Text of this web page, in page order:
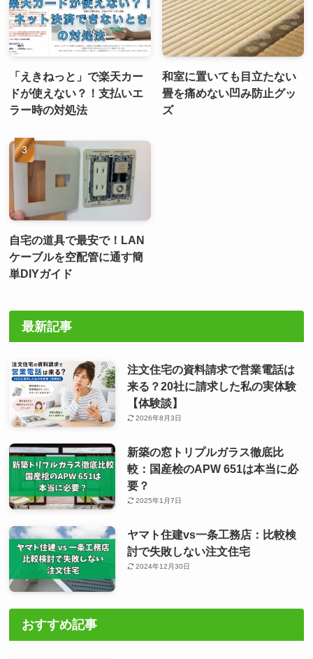
「えきねっと」で楽天カー
ドが使えない？！支払いエ
ラー時の対処法
和室に置いても目立たない
畳を痛めない凹み防止グッ
ズ
自宅の道具で最安で！LAN
ケーブルを空配管に通す簡
単DIYガイド
最新記事
注文住宅の資料請求で営業電話は
来る？20社に請求した私の実体験
【体験談】
2026年8月3日
新築の窓トリプルガラス徹底比
較：国産桧のAPW 651は本当に必
要？
2025年1月7日
ヤマト住建vs一条工務店：比較検
討で失敗しない注文住宅
2024年12月30日
おすすめ記事